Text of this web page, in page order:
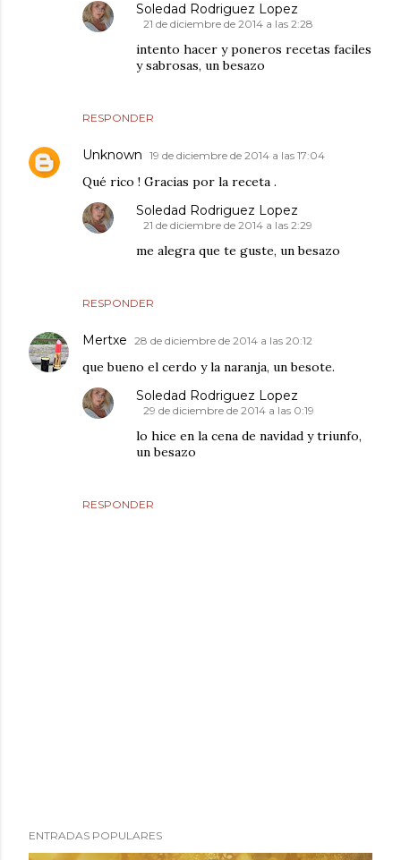
RESPONDER
Soledad Rodriguez Lopez
21 de diciembre de 2014 a las 2:28
intento hacer y poneros recetas faciles
y sabrosas, un besazo
Unknown 19 de diciembre de 2014 a las 17:04
Qué rico ! Gracias por la receta .
RESPONDER
Soledad Rodriguez Lopez
21 de diciembre de 2014 a las 2:29
me alegra que te guste, un besazo
Mertxe 28 de diciembre de 2014 a las 20:12
que bueno el cerdo y la naranja, un besote.
RESPONDER
Soledad Rodriguez Lopez
29 de diciembre de 2014 a las 0:19
lo hice en la cena de navidad y triunfo,
un besazo
u
ENTRADAS POPULARES